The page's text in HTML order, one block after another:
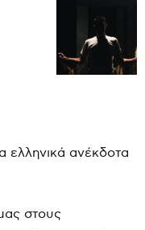
ελληνικά ανέκδοτα
στους